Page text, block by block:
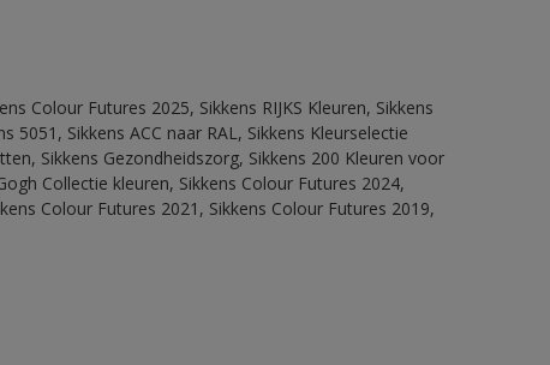
Colour Futures 2025, Sikkens RIJKS Kleuren, Sikkens
5051, Sikkens ACC naar RAL, Sikkens Kleurselectie
Sikkens Gezondheidszorg, Sikkens 200 Kleuren voor
Collectie kleuren, Sikkens Colour Futures 2024,
Colour Futures 2021, Sikkens Colour Futures 2019,